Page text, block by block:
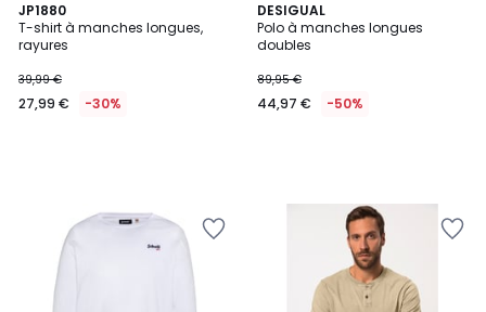
JP1880
T-shirt à manches longues,
rayures
39,99 €
27,99 € -30%
DESIGUAL
Polo à manches longues
doubles
89,95 €
44,97 € -50%